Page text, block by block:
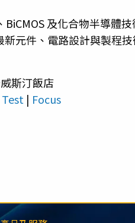
BiCMOS 及化合物半導體
元件、電路設計與製程技
斯汀飯店
| Focus